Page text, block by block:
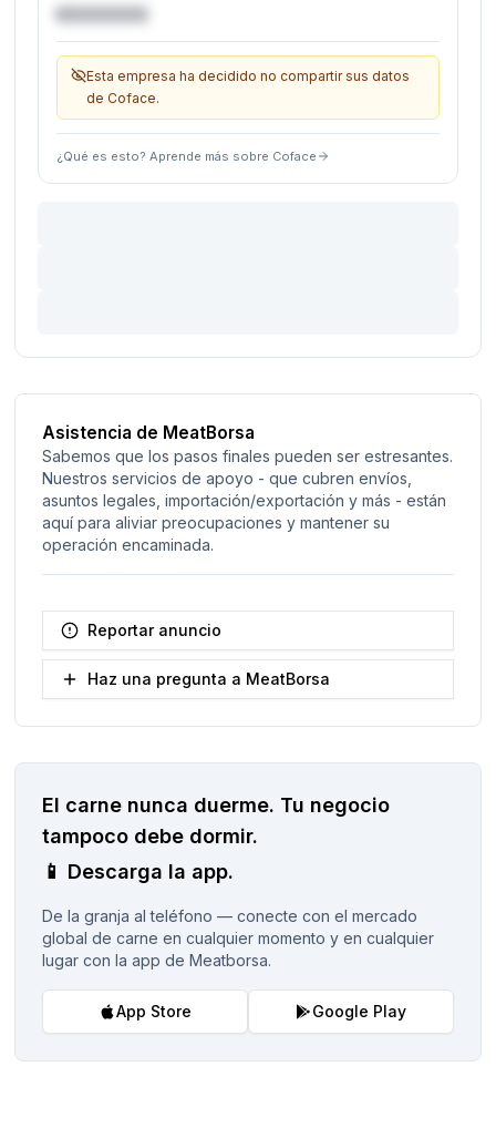
€XXXXXX
Esta empresa ha decidido no compartir sus datos
de Coface.
¿Qué es esto? Aprende más sobre Coface
Asistencia de MeatBorsa
Sabemos que los pasos finales pueden ser estresantes.
Nuestros servicios de apoyo - que cubren envíos,
asuntos legales, importación/exportación y más - están
aquí para aliviar preocupaciones y mantener su
operación encaminada.
Reportar anuncio
Haz una pregunta a MeatBorsa
El carne nunca duerme. Tu negocio
tampoco debe dormir.
📱 Descarga la app.
De la granja al teléfono — conecte con el mercado
global de carne en cualquier momento y en cualquier
lugar con la app de Meatborsa.
App Store Google Play